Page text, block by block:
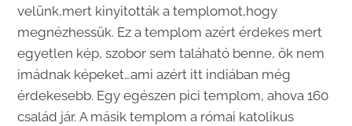
velünk,mert kinyitották a templomot,hogy
megnézhessük. Ez a templom azért érdekes mert
egyetlen kép, szobor sem taláható benne, ők nem
imádnak képeket…ami azért itt indiában még
érdekesebb. Egy egészen pici templom, ahova 160
család jár. A másik templom a római katolikus